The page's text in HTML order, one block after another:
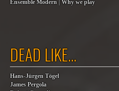
Ensemble Modern | Why we play
DEAD LIKE…
Hans-Jürgen Tögel
James Pergola